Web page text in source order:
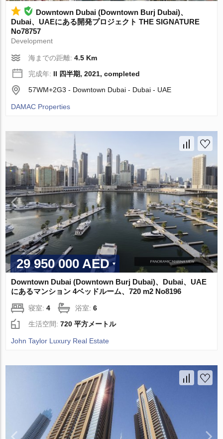
Downtown Dubai (Downtown Burj Dubai)、
Dubai、UAEにある開発プロジェクト THE SIGNATURE
No78757
Development
海までの距離:4.5 Km
完成年: II 四半期, 2021, completed
57WM+2G3 - Downtown Dubai - Dubai - UAE
DAMAC Properties
29 950 000 AED
Downtown Dubai (Downtown Burj Dubai)、Dubai、UAE
にあるマンション 4ベッドルーム、720 m2 No8196
寝室:4 浴室:6
生活空間:720 平方メートル
John Taylor Luxury Real Estate